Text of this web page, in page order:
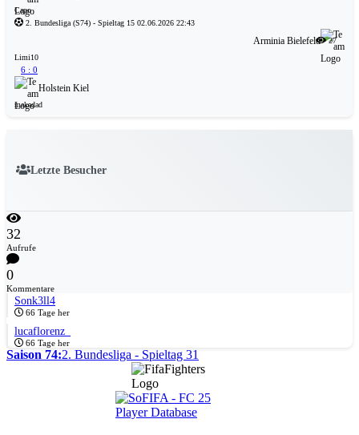
Capo
2. Bundesliga(S74) - Spieltag 15 02.06.2026 22:43
27
Arminia Bielefeld
Limi10
6 : 0
Holstein Kiel
makadad
Letzte Besucher
32
Aufrufe
0
Kommentare
Sonk3ll4
66 Tage her
lucaflorenz_
66 Tage her
Saison 74:2. Bundesliga - Spieltag 31